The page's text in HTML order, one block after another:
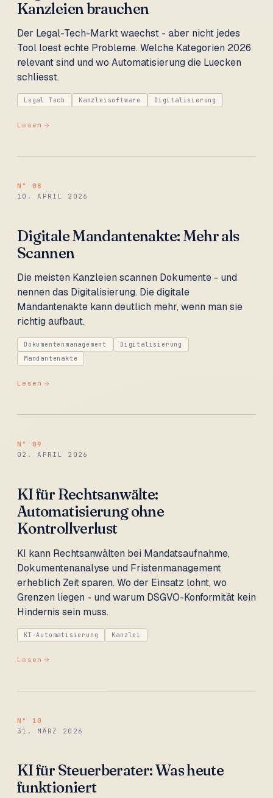
Kanzleien brauchen
Der Legal-Tech-Markt waechst - aber nicht jedes
Tool loest echte Probleme. Welche Kategorien 2026
relevant sind und wo Automatisierung die Luecken
schliesst.
Legal Tech Kanzleisoftware Digitalisierung
Lesen
N° 08
10. APRIL 2026
Digitale Mandantenakte: Mehr als
Scannen
Die meisten Kanzleien scannen Dokumente - und
nennen das Digitalisierung. Die digitale
Mandantenakte kann deutlich mehr, wenn man sie
richtig aufbaut.
Dokumentenmanagement
Digitalisierung
Mandantenakte
Lesen
N° 09
02. APRIL 2026
KI für Rechtsanwälte:
Automatisierung ohne
Kontrollverlust
KI kann Rechtsanwälten bei Mandatsaufnahme,
Dokumentenanalyse und Fristenmanagement
erheblich Zeit sparen. Wo der Einsatz lohnt, wo
Grenzen liegen - und warum DSGVO-Konformität kein
Hindernis sein muss.
KI-Automatisierung Kanzlei
Lesen
N° 10
31. MÄRZ 2026
KI für Steuerberater: Was heute
funktioniert